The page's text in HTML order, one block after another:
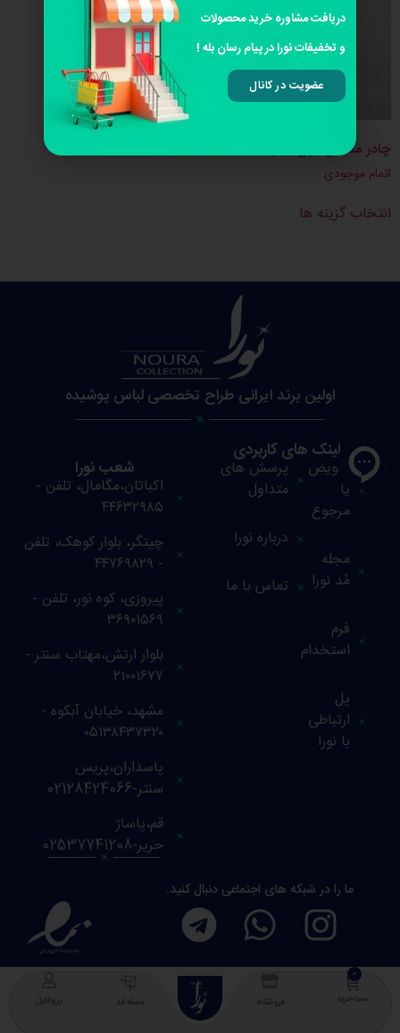
سبدخرید فروشگاه
NOURA
مجله مُد پروفایل
چادر مشکی بوی بهار
اتمام موجودی
انتخاب گزینه ها
اولین برند ایرانی طراح تخصصی لباس پوشیده
لینک های کاربردی
تعویض
یا
مرجوع
مجله
مُد نورا
فرم
استخدام
پل
ارتباطی
با نورا
پرسش های
متداول
درباره نورا
تماس با ما
شعب نورا
اکباتان،مگامال، تلفن -
۴۴۶۳۲۹۸۵
چیتگر، بلوار کوهک، تلفن
- ۴۴۷۶۹۸۲۹
پیروزی، کوه نور، تلفن -
۳۶۹۰۱۵۶۹
بلوار ارتش،مهتاب سنتر -
۲۱۰۰۱۶۷۷
مشهد، خیابان آبکوه -
۰۵۱۳۸۴۳۷۳۲۰
پاسداران،پریس
سنتر-02128424066
قم،پاساژ
حریر-02537741208
ما را در شبکه های اجتماعی دنبال کنید.
دریافت مشاوره خرید محصولات
و تخفیفات نورا در پیام رسان بله !
عضویت در کانال